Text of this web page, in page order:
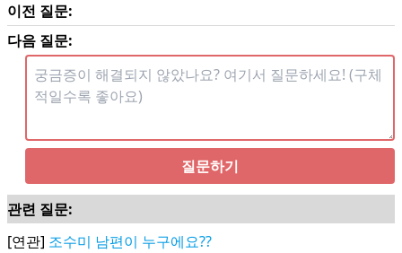
이전 질문:
다음 질문:
질문하기
관련 질문:
[연관] 조수미 남편이 누구에요??